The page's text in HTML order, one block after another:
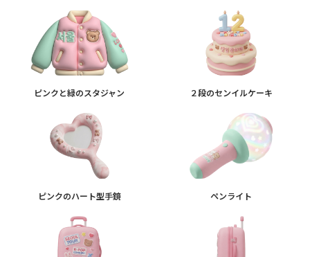
ピンクと緑のスタジャン ２段のセンイルケーキ
ピンクのハート型手鏡 ペンライト